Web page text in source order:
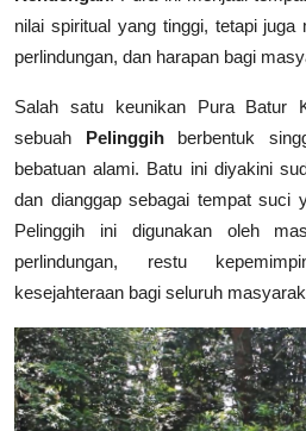
nilai spiritual yang tinggi, tetapi juga
perlindungan, dan harapan bagi
Salah satu keunikan Pura Batur
sebuah Pelinggihberbentuk
bebatuan alami. Batu ini diyakini
dan dianggap sebagai tempat suci
Pelinggih ini digunakan oleh
perlindungan, restu
kesejahteraan bagi seluruh